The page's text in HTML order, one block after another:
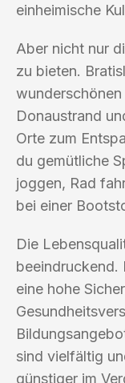
einheimische
Aber nicht nur
zu bieten.
Donaustrand
Orte zum
du gemütliche
joggen, Rad
bei einer
Die
beeindruckend.
eine hohe
sind vielfältig
günstiger im